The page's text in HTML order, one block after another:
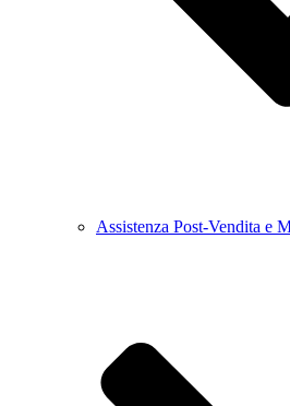
Assistenza Post-Vendita e